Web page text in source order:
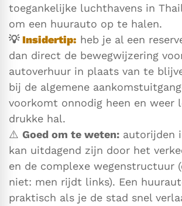
toegankelijke luchthavens in
om een huurauto op te halen.
💡Insidertip: heb je al een
dan direct de bewegwijzering
autoverhuur in plaats van te
bij de algemene
voorkomt onnodig heen en weer
drukke hal.
⚠️ Goed om te weten: autorijden
kan uitdagend zijn door het
en de complexe wegenstructuur
niet: men rijdt links). Een
praktisch als je de stad snel